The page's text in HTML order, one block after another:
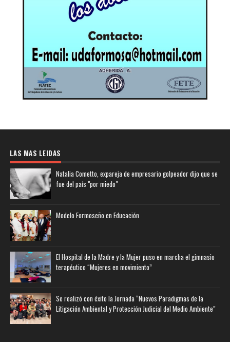
LAS MAS LEIDAS
Natalia Cometto, expareja de empresario golpeador dijo que se
fue del país "por miedo"
Modelo Formoseño en Educación
El Hospital de la Madre y la Mujer puso en marcha el gimnasio
terapéutico “Mujeres en movimiento”
Se realizó con éxito la Jornada “Nuevos Paradigmas de la
Litigación Ambiental y Protección Judicial del Medio Ambiente”